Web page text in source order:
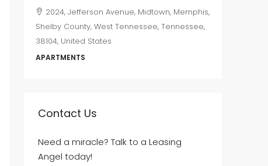
2024, Jefferson Avenue, Midtown, Memphis,
Shelby County, West Tennessee, Tennessee,
38104, United States
APARTMENTS
Contact Us
Need a miracle? Talk to a Leasing
Angel today!